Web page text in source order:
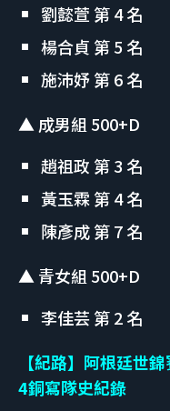
劉懿萱 第 4 名
楊合貞 第 5 名
施沛妤 第 6 名
▲ 成男組 500+D
趙祖政 第 3 名
黃玉霖 第 4 名
陳彥成 第 7 名
▲ 青女組 500+D
李佳芸 第 2 名
【紀路】阿根廷世
4銅寫隊史紀錄